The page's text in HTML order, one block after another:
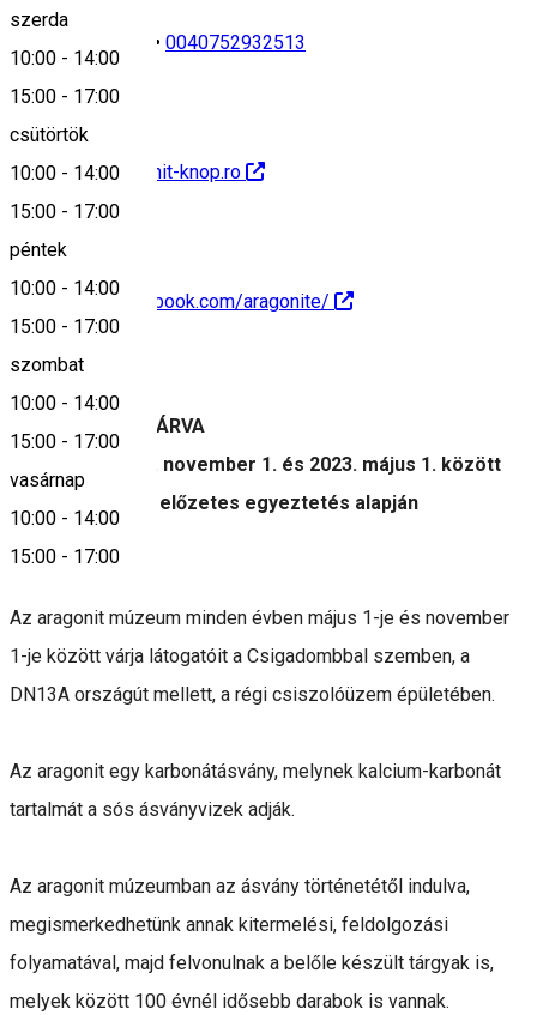
szerda
10:00 - 14:00
15:00 - 17:00
csütörtök
10:00 - 14:00
15:00 - 17:00
péntek
10:00 - 14:00
15:00 - 17:00
szombat
10:00 - 14:00
15:00 - 17:00
vasárnap
10:00 - 14:00
15:00 - 17:00
• 0040752932513
http://www.aragonit-knop.ro
https://www.facebook.com/aragonite/
Leírás
IDEIGLENESEN ZÁRVA
A múzeum 2022. november 1. és 2023. május 1. között
zárva tart. Csak előzetes egyeztetés alapján
Az aragonit múzeum minden évben május 1-je és november
1-je között várja látogatóit a Csigadombbal szemben, a
DN13A országút mellett, a régi csiszolóüzem épületében.
Az aragonit egy karbonátásvány, melynek kalcium-karbonát
tartalmát a sós ásványvizek adják.
Az aragonit múzeumban az ásvány történetétől indulva,
megismerkedhetünk annak kitermelési, feldolgozási
folyamatával, majd felvonulnak a belőle készült tárgyak is,
melyek között 100 évnél idősebb darabok is vannak.